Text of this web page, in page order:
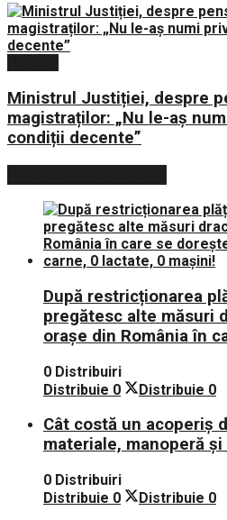
Ministrul Justiției, despre
magistraților: „Nu le-aș
condiții decente”
După restricționarea
pregătesc alte măsuri
orașe din România în
mașini!
0 Distribuiri
Distribuie 0 Distribuie 0
Cât costă un acoperiș
materiale, manoperă
0 Distribuiri
Distribuie 0 Distribuie 0